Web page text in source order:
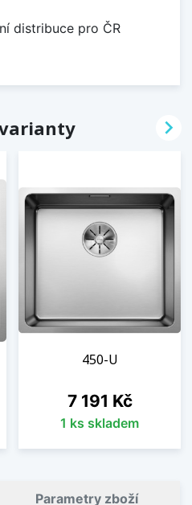
distribuce pro ČR
450-U
Cena
7 191 Kč
1 ks skladem

Parametry zboží